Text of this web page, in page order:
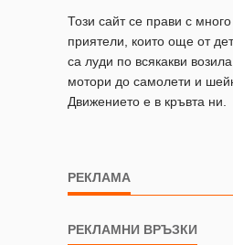
Този сайт се прави с
приятели, които още от
са луди по всякакви
мотори до самолети и
Движението е в кръвта ни.
РЕКЛАМА
РЕКЛАМНИ ВРЪЗКИ